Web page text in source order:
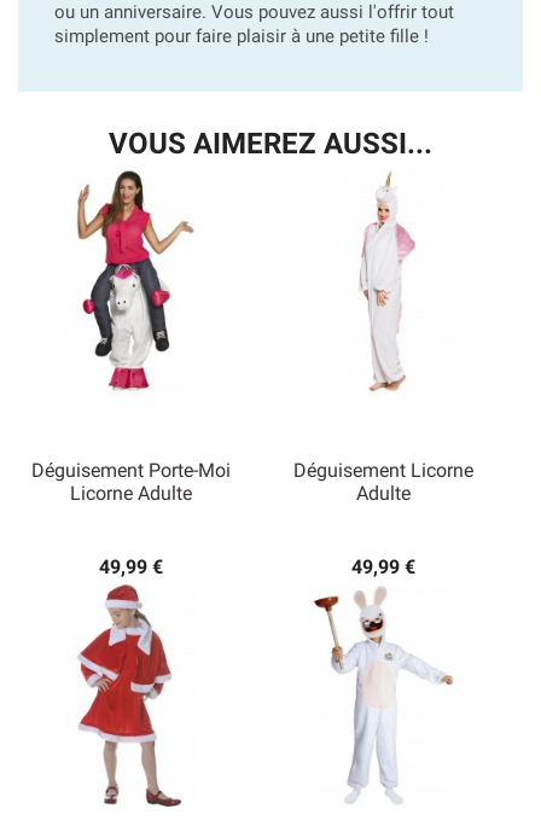
ou un anniversaire. Vous pouvez aussi l'offrir tout
simplement pour faire plaisir à une petite fille !
VOUS AIMEREZ AUSSI...
Déguisement Porte-Moi
Licorne Adulte
49,99 €
Déguisement Licorne
Adulte
49,99 €